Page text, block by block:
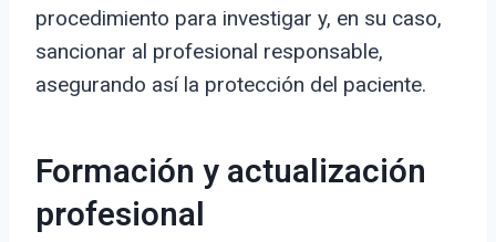
procedimiento para investigar y, en su caso,
sancionar al profesional responsable,
asegurando así la protección del paciente.
Formación y actualización
profesional